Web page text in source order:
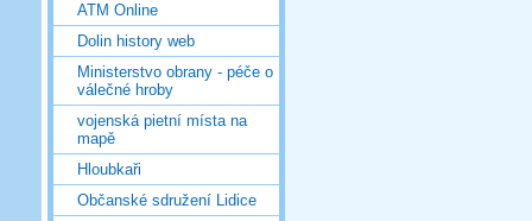
ATM Online
Dolin history web
Ministerstvo obrany - péče o
válečné hroby
vojenská pietní místa na
mapě
Hloubkaři
Občanské sdružení Lidice